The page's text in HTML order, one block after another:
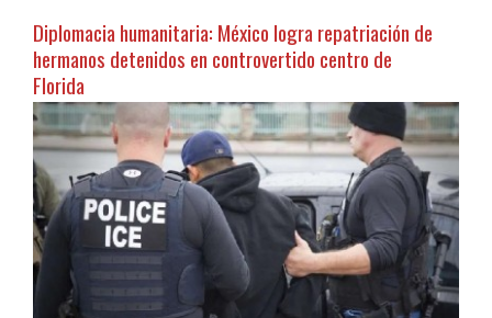
Diplomacia humanitaria: México logra repatriación de
hermanos detenidos en controvertido centro de
Florida